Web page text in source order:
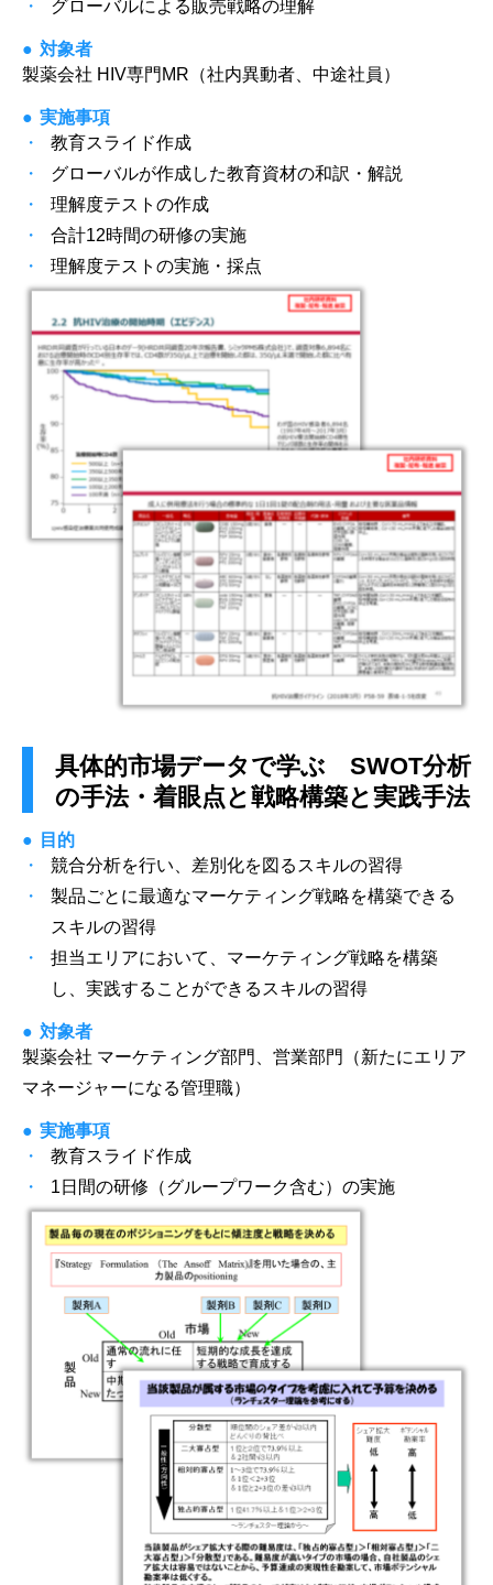
グローバルによる販売戦略の理解
対象者
製薬会社 HIV専門MR（社内異動者、中途社員）
実施事項
教育スライド作成
グローバルが作成した教育資材の和訳・解説
理解度テストの作成
合計12時間の研修の実施
理解度テストの実施・採点
具体的市場データで学ぶ SWOT分析
の手法・着眼点と戦略構築と実践手法
目的
競合分析を行い、差別化を図るスキルの習得
製品ごとに最適なマーケティング戦略を構築できる
スキルの習得
担当エリアにおいて、マーケティング戦略を構築
し、実践することができるスキルの習得
対象者
製薬会社 マーケティング部門、営業部門（新たにエリア
マネージャーになる管理職）
実施事項
教育スライド作成
1日間の研修（グループワーク含む）の実施